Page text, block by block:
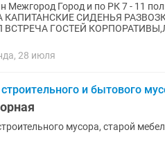
и по РК 7 - 11 полноценных посадочных мест МАШИНА БИЗНЕС
СИДЕНЬЯ РАЗВОЗКА ПЕРСОНАЛА ВСРТЕЧА С АЭРОПОРТА И ЖД
ВОКЗАЛ ВСТРЕЧА ГОСТЕЙ
28 июля
и бытового
мусора, старой